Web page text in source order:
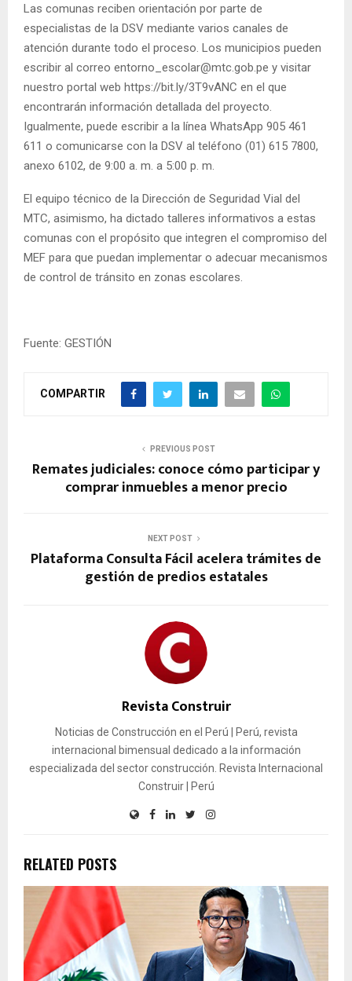
Las comunas reciben orientación por parte de
especialistas de la DSV mediante varios canales de
atención durante todo el proceso. Los municipios pueden
escribir al correo entorno_escolar@mtc.gob.pe y visitar
nuestro portal web https://bit.ly/3T9vANC en el que
encontrarán información detallada del proyecto.
Igualmente, puede escribir a la línea WhatsApp 905 461
611 o comunicarse con la DSV al teléfono (01) 615 7800,
anexo 6102, de 9:00 a. m. a 5:00 p. m.
El equipo técnico de la Dirección de Seguridad Vial del
MTC, asimismo, ha dictado talleres informativos a estas
comunas con el propósito que integren el compromiso del
MEF para que puedan implementar o adecuar mecanismos
de control de tránsito en zonas escolares.
Fuente: GESTIÓN
COMPARTIR
PREVIOUS POST
Remates judiciales: conoce cómo participar y
comprar inmuebles a menor precio
NEXT POST
Plataforma Consulta Fácil acelera trámites de
gestión de predios estatales
Revista Construir
Noticias de Construcción en el Perú | Perú, revista
internacional bimensual dedicado a la información
especializada del sector construcción. Revista Internacional
Construir | Perú
RELATED POSTS